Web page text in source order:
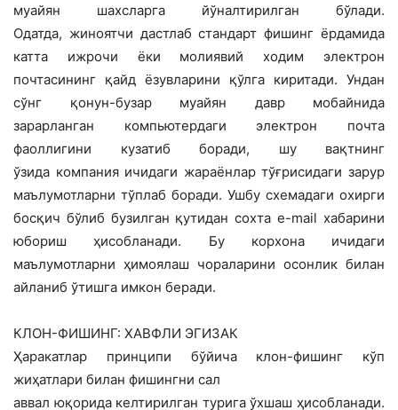
муайян шахсларга йўналтирилган бўлади.
Одатда, жиноятчи дастлаб стандарт фишинг ёрдамида
катта ижрочи ёки молиявий ходим электрон
почтасининг қайд ёзувларини қўлга киритади. Ундан
сўнг қонун-бузар муайян давр мобайнида
зарарланган компьютердаги электрон почта
фаоллигини кузатиб боради, шу вақтнинг
ўзида компания ичидаги жараёнлар тўғрисидаги зарур
маълумотларни тўплаб боради. Ушбу схемадаги охирги
босқич бўлиб бузилган қутидан сохта e-mail хабарини
юбориш ҳисобланади. Бу корхона ичидаги
маълумотларни ҳимоялаш чораларини осонлик билан
айланиб ўтишга имкон беради.
КЛОН-ФИШИНГ: ХАВФЛИ ЭГИЗАК
Ҳаракатлар принципи бўйича клон-фишинг кўп
жиҳатлари билан фишингни сал
аввал юқорида келтирилган турига ўхшаш ҳисобланади.